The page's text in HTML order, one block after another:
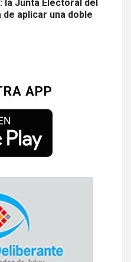
Junta Electoral del
aplicar una doble
APP